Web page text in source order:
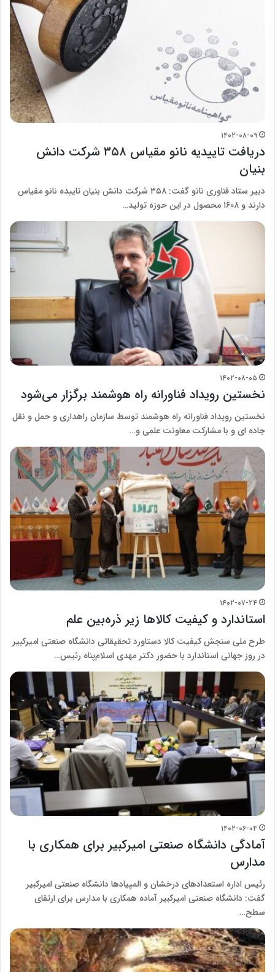
۱۴۰۲-۰۸-۰۹
دریافت تاییدیه نانو مقیاس ۳۵۸ شرکت دانش
بنیان
دبیر ستاد فناوری نانو گفت: ۳۵۸ شرکت دانش بنیان تاییده نانو مقیاس
دارند و ۱۶۰۸ محصول در این حوزه تولید…
۱۴۰۲-۰۸-۰۵
نخستین رویداد فناورانه راه هوشمند برگزار می‌شود
نخستین رویداد فناورانه راه هوشمند توسط سازمان راهداری و حمل و نقل
جاده ای و با مشارکت معاونت علمی و…
۱۴۰۲-۰۷-۲۴
استاندارد و کیفیت کالاها زیر ذره‌بین علم
طرح ملی سنجش کیفیت کالا دستاورد تحقیقاتی دانشگاه صنعتی امیرکبیر
در روز جهانی استاندارد با حضور دکتر مهدی اسلام‌پناه رئیس…
۱۴۰۲-۰۶-۰۴
آمادگی دانشگاه صنعتی امیرکبیر برای همکاری با
مدارس
رئیس اداره استعدادهای درخشان و المپیادها دانشگاه صنعتی امیرکبیر
گفت: دانشگاه صنعتی امیرکبیر آماده همکاری با مدارس برای ارتقای
سطح…